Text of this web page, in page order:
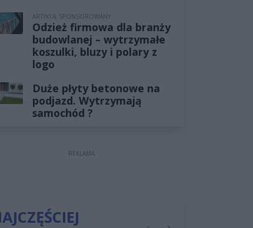
ARTYKUŁ SPONSOROWANY
Odzież firmowa dla branży
budowlanej – wytrzymałe
koszulki, bluzy i polary z
logo
Duże płyty betonowe na
podjazd. Wytrzymają
samochód ?
REKLAMA